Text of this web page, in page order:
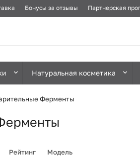
Бонусы за отзывы Партнерская
Натуральная косметика
Ферменты
Рейтинг Модель